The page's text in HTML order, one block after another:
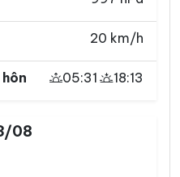
20 km/h
05:31 18:13
08